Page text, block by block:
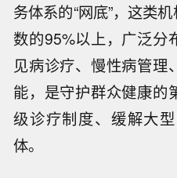
务体系的“网底”，这类
数的95%以上，广泛分
见病诊疗、慢性病管理
能，是守护群众健康的
级诊疗制度、缓解大
体。